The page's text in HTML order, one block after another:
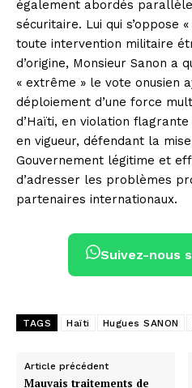
également abordés
sécuritaire. Lui qui s’oppose
toute intervention militaire
d’origine, Monsieur Sanon a
« extrême » le vote onusien
déploiement d’une force
d’Haïti, en violation
en vigueur, défendant la
Gouvernement légitime et
d’adresser les problèmes
partenaires internationaux.
Suivez-nous
TAGS Haïti Hugues SANON
Article précédent
Mauvais traitements de